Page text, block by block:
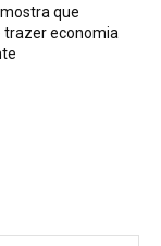
que
trazer economia